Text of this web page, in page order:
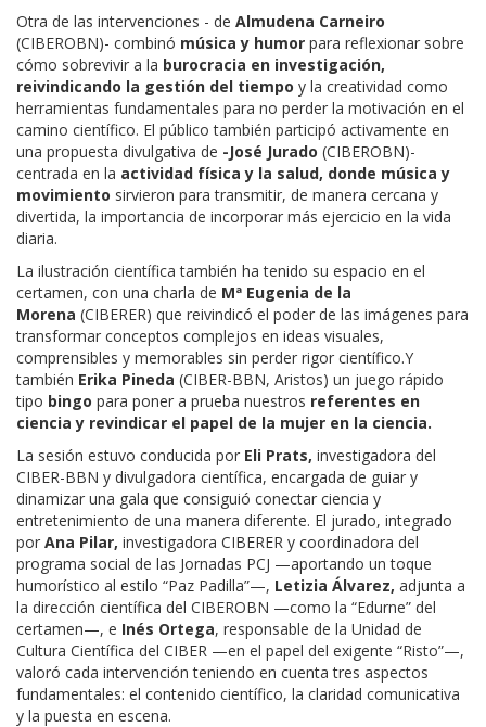
Otra de las intervenciones - de Almudena Carneiro
(CIBEROBN)- combinó música y humor para reflexionar sobre
cómo sobrevivir a la burocracia en investigación,
reivindicando la gestión del tiempo y la creatividad como
herramientas fundamentales para no perder la motivación en el
camino científico. El público también participó activamente en
una propuesta divulgativa de -José Jurado (CIBEROBN)-
centrada en la actividad física y la salud, donde música y
movimiento sirvieron para transmitir, de manera cercana y
divertida, la importancia de incorporar más ejercicio en la vida
diaria.
La ilustración científica también ha tenido su espacio en el
certamen, con una charla de Mª Eugenia de la
Morena (CIBERER) que reivindicó el poder de las imágenes para
transformar conceptos complejos en ideas visuales,
comprensibles y memorables sin perder rigor científico.Y
también Erika Pineda (CIBER-BBN, Aristos) un juego rápido
tipo bingo para poner a prueba nuestros referentes en
ciencia y revindicar el papel de la mujer en la ciencia.
La sesión estuvo conducida por Eli Prats, investigadora del
CIBER-BBN y divulgadora científica, encargada de guiar y
dinamizar una gala que consiguió conectar ciencia y
entretenimiento de una manera diferente. El jurado, integrado
por Ana Pilar, investigadora CIBERER y coordinadora del
programa social de las Jornadas PCJ —aportando un toque
humorístico al estilo “Paz Padilla”—, Letizia Álvarez, adjunta a
la dirección científica del CIBEROBN —como la “Edurne” del
certamen—, e Inés Ortega, responsable de la Unidad de
Cultura Científica del CIBER —en el papel del exigente “Risto”—,
valoró cada intervención teniendo en cuenta tres aspectos
fundamentales: el contenido científico, la claridad comunicativa
y la puesta en escena.